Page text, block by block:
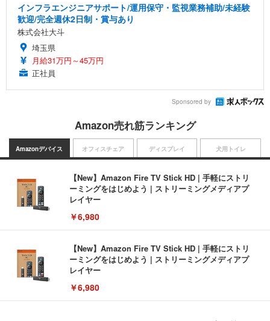
インフラエンジニアサポート/運用保守・監視業務補助/未経験
歓迎/完全週休2日制・賞与あり
株式会社大斗
埼玉県
月給31万円～45万円
正社員
Sponsored by
Amazon売れ筋ランキング
Amazonデバイス
【New】Amazon Fire TV Stick HD | 手軽にストリ
ーミングをはじめよう | ストリーミングメディアプ
レイヤー
￥6,980
【New】Amazon Fire TV Stick HD | 手軽にストリ
ーミングをはじめよう | ストリーミングメディアプ
レイヤー
￥6,980
オフィスチェア ディスプレイ 犬用トイレ